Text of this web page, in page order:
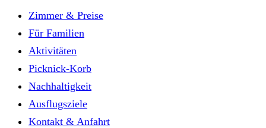
Zimmer & Preise
Für Familien
Aktivitäten
Picknick-Korb
Nachhaltigkeit
Ausflugsziele
Kontakt & Anfahrt